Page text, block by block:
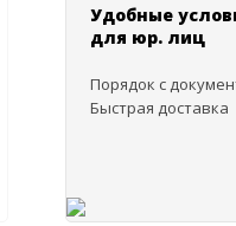
Удобные
для юр. лиц
Порядок с
Быстрая доставка